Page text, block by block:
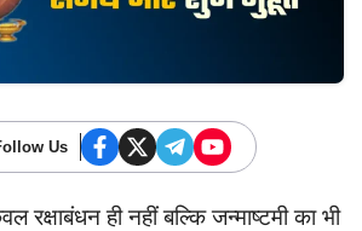
Us
ही नहीं बल्कि जन्माष्टमी का भी